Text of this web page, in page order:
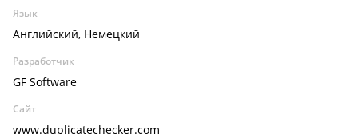
Язык
Английский, Немецкий
Разработчик
GF Software
Сайт
www.duplicatechecker.com